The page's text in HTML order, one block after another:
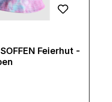
von 5 von 5 Sternen
Feierhut -